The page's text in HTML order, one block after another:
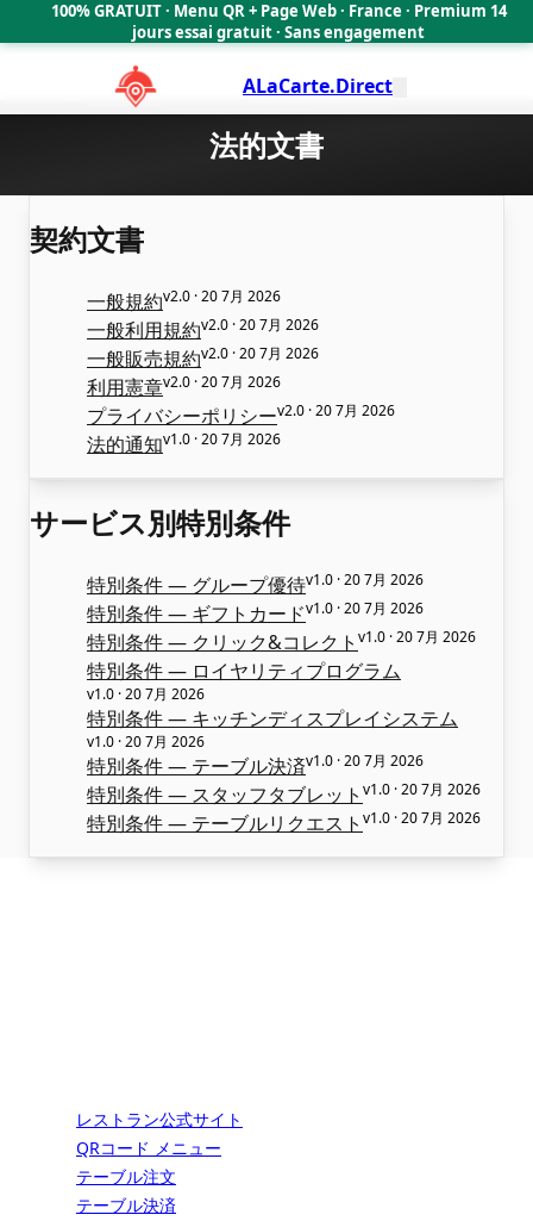
100% GRATUIT · Menu QR + Page Web · France · Premium 14
jours essai gratuit · Sans engagement
ALaCarte.Direct
法的文書
契約文書
一般規約v2.0 · 20 7月 2026
一般利用規約v2.0 · 20 7月 2026
一般販売規約v2.0 · 20 7月 2026
利用憲章v2.0 · 20 7月 2026
プライバシーポリシーv2.0 · 20 7月 2026
法的通知v1.0 · 20 7月 2026
サービス別特別条件
特別条件 — グループ優待v1.0 · 20 7月 2026
特別条件 — ギフトカードv1.0 · 20 7月 2026
特別条件 — クリック&コレクト v1.0 · 20 7月 2026
特別条件 — ロイヤリティプログラム
v1.0 · 20 7月 2026
特別条件 — キッチンディスプレイシステム
v1.0 · 20 7月 2026
特別条件 — テーブル決済v1.0 · 20 7月 2026
特別条件 — スタッフタブレット v1.0 · 20 7月 2026
特別条件 — テーブルリクエスト v1.0 · 20 7月 2026
レストラン公式サイト
QRコード メニュー
テーブル注文
テーブル決済